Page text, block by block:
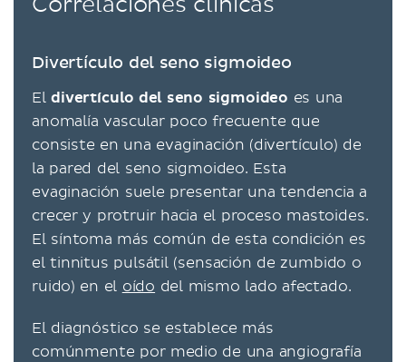
Divertículo del seno sigmoideo
Eldivertículo del seno sigmoideo es una
anomalía vascular poco frecuente que
consiste en una evaginación (divertículo) de
la pared del seno sigmoideo. Esta
evaginación suele presentar una tendencia a
crecer y protruir hacia el proceso mastoides.
El síntoma más común de esta condición es
el tinnitus pulsátil (sensación de zumbido o
ruido) en el oído del mismo lado afectado.
El diagnóstico se establece más
comúnmente por medio de una angiografía